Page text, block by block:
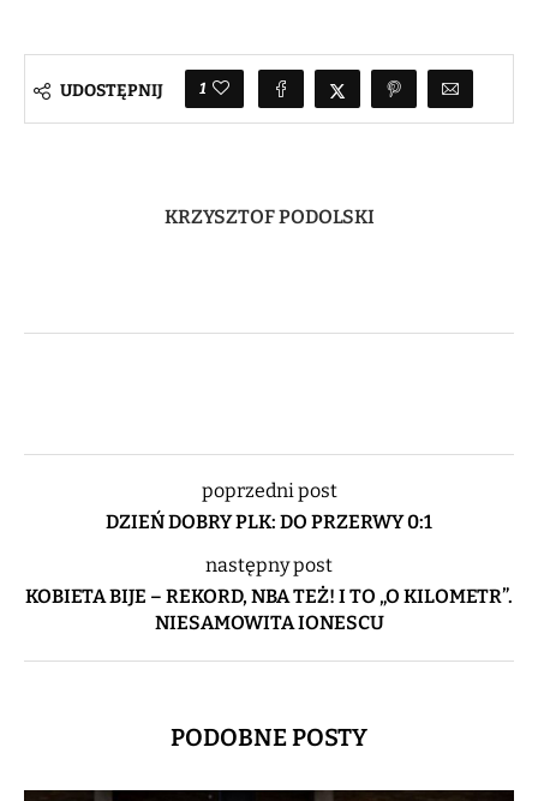
UDOSTĘPNIJ 1
KRZYSZTOF PODOLSKI
poprzedni post
DZIEŃ DOBRY PLK: DO PRZERWY 0:1
następny post
KOBIETA BIJE – REKORD, NBA TEŻ! I TO „O KILOMETR”.
NIESAMOWITA IONESCU
PODOBNE POSTY